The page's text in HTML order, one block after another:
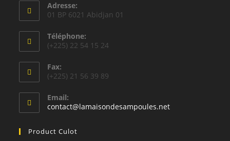
Adresse:
01 BP 6021 Abidjan 01
Téléphone:
(+225) 22 54 15 24
Fax:
(+225) 21 56 39 89
Email:
contact@lamaisondesampoules.netS’ouvre
Product Culot